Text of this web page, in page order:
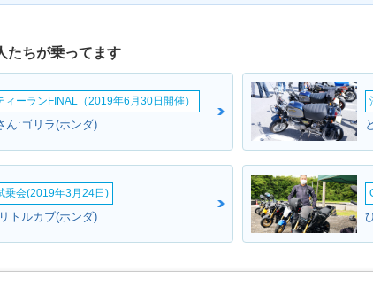
Y・新登場
たちが乗ってます
ィーランFINAL（2019年6月30日開催）
ん:ゴリラ(ホンダ)
乗会(2019年3月24日)
トルカブ(ホンダ)